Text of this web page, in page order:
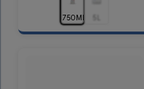
750ML